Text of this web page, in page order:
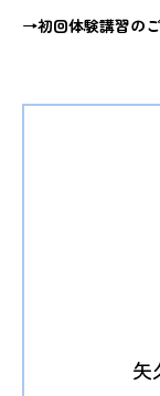
→初回体験講習の
矢